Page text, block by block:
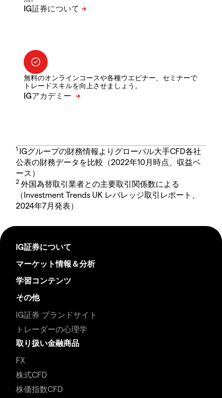
無料のオンラインコースや各種ウエビナー、セミナーで
トレードスキルを向上させましょう。
1 IGグループの財務情報よりグローバル大手CFD各社
公表の財務データを比較（2022年10月時点、収益ベ
ース）
2 外国為替取引業者との主要取引関係数による
（Investment Trends UK レバレッジ取引レポート、
2024年7月発表）
IG証券について
マーケット情報＆分析
学習コンテンツ
その他
IG証券 ブランドサイト
トレーダーの心理学
取り扱い金融商品
FX
株式CFD
株価指数CFD